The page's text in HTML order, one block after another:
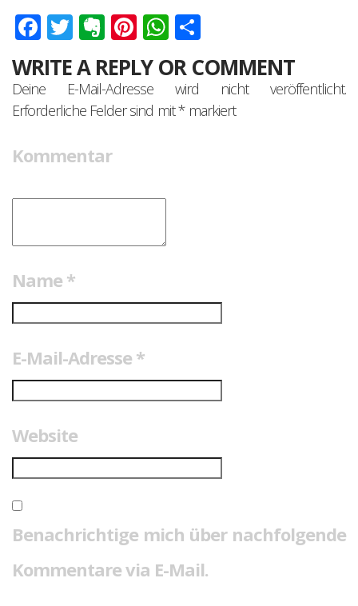
Facebook
Twitter
Evernote
Pinterest
WhatsApp
WRITE A REPLY OR COMMENT
Deine E-Mail-Adresse wird nicht veröffentlicht.
Erforderliche Felder sind mit*markiert
Kommentar
Name *
E-Mail-Adresse *
Website
Benachrichtige mich über nachfolgende
Kommentare via E-Mail.